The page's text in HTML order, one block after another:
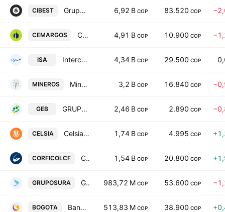
CIBEST Grupo Cibest S.A. 6,92 B COP 83.520 COP
CEMARGOS Cementos Argos SA 4,91 B COP 10.900 COP
ISA Interconexion Electrica SA ESP 4,34 B COP 29.500 COP
MINEROS Mineros SA 3,2 B COP 16.840 COP
GEB GRUPO ENERGIA BOGOTA S.A. E.S.P 2,46 B COP 2.890 COP
CELSIA Celsia SA ESP 1,74 B COP 4.995 COP
CORFICOLCF Corporacion Financiera Colombiana SA 1,54 B COP 20.800 COP
GRUPOSURA Grupo de Inversiones Suramericana S.A. 983,72 M COP 53.600 COP
BOGOTA Banco de Bogota SA 513,83 M COP 38.900 COP